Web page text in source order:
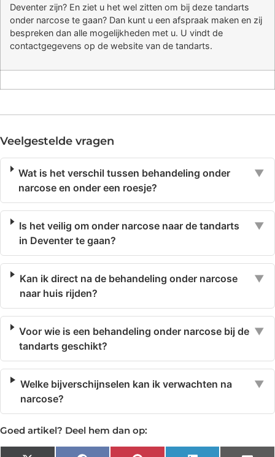
Deventer zijn? En ziet u het wel zitten om bij deze tandarts
onder narcose te gaan? Dan kunt u een afspraak maken en zij
bespreken dan alle mogelijkheden met u. U vindt de
contactgegevens op de website van de tandarts.
Veelgestelde vragen
Wat is het verschil tussen behandeling onder
narcose en onder een roesje?
▼
Is het veilig om onder narcose naar de tandarts
in Deventer te gaan?
▼
Kan ik direct na de behandeling onder narcose
naar huis rijden?
▼
Voor wie is een behandeling onder narcose bij de
tandarts geschikt?
▼
Welke bijverschijnselen kan ik verwachten na
narcose?
▼
Goed artikel? Deel hem dan op: